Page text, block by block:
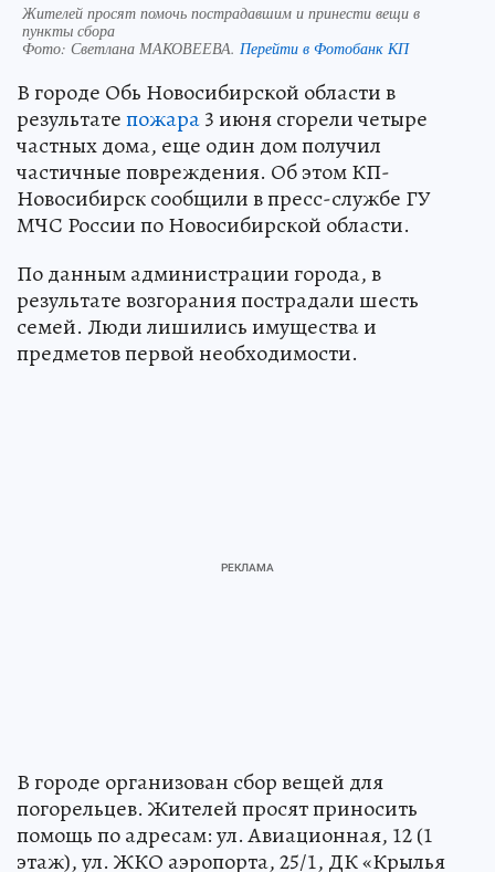
Жителей просят помочь пострадавшим и принести вещи в
пункты сбора
Фото: Светлана МАКОВЕЕВА. Перейти в Фотобанк КП
В городе Обь Новосибирской области в
результатепожара3 июня сгорели четыре
частных дома, еще один дом получил
частичные повреждения. Об этом КП-
Новосибирск сообщили в пресс-службе ГУ
МЧС России по Новосибирской области.
По данным администрации города, в
результате возгорания пострадали шесть
семей. Люди лишились имущества и
предметов первой необходимости.
В городе организован сбор вещей для
погорельцев. Жителей просят приносить
помощь по адресам: ул. Авиационная, 12 (1
этаж), ул. ЖКО аэропорта, 25/1, ДК «Крылья